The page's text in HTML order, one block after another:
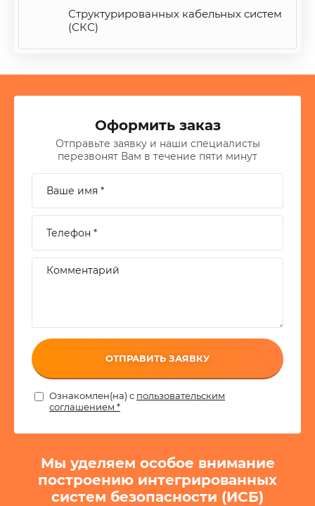
Структурированных кабельных систем
(СКС)
Отправьте заявку и наши специалисты
перезвонят Вам в течение пяти минут
Оформить заказ
ОТПРАВИТЬ ЗАЯВКУ
Ознакомлен(на) с пользовательским
соглашением *
Мы уделяем особое внимание
построению интегрированных
систем безопасности (ИСБ)